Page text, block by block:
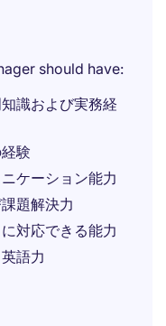
should have:
識および実務経
験
ケーション能力
題解決力
対応できる能力
語力